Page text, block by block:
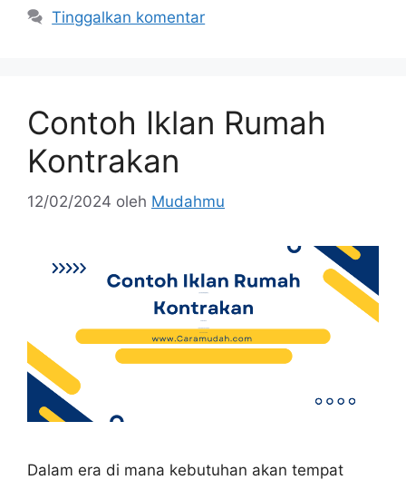
Tinggalkan komentar
Contoh Iklan Rumah
Kontrakan
12/02/2024 oleh Mudahmu
Dalam era di mana kebutuhan akan tempat